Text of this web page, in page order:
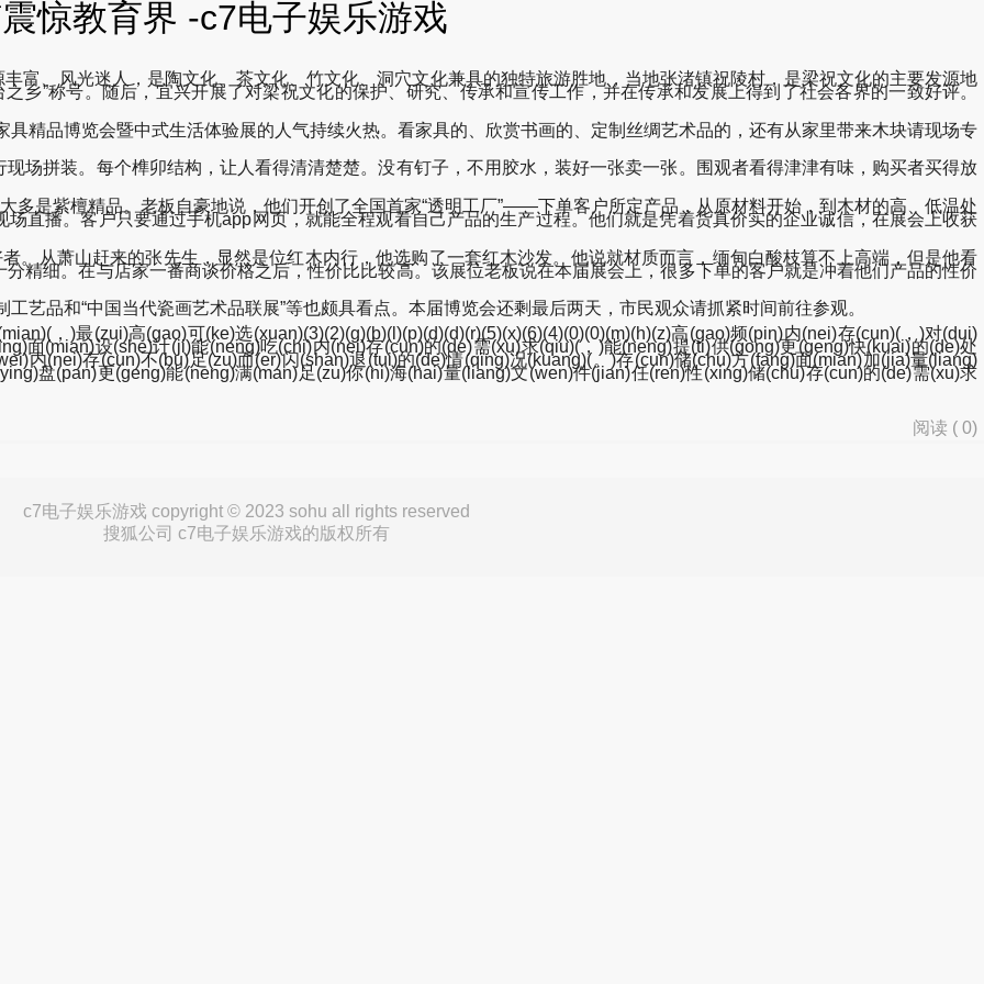
惊教育界 -c7电子娱乐游戏
富、风光迷人，是陶文化、茶文化、竹文化、洞穴文化兼具的独特旅游胜地，当地张渚镇祝陵村，是梁祝文化的主要发源地
乡”称号。随后，宜兴开展了对梁祝文化的保护、研究、传承和宣传工作，并在传承和发展上得到了社会各界的一致好评。
品博览会暨中式生活体验展的人气持续火热。看家具的、欣赏书画的、定制丝绸艺术品的，还有从家里带来木块请现场专
拼装。每个榫卯结构，让人看得清清楚楚。没有钉子，不用胶水，装好一张卖一张。围观者看得津津有味，购买者买得放
是紫檀精品。老板自豪地说，他们开创了全国首家“透明工厂”——下单客户所定产品，从原材料开始，到木材的高、低温处
直播。客户只要通过手机app网页，就能全程观看自己产品的生产过程。他们就是凭着货真价实的企业诚信，在展会上收获
从萧山赶来的张先生，显然是位红木内行，他选购了一套红木沙发。他说就材质而言，缅甸白酸枝算不上高端，但是他看
精细。在与店家一番商谈价格之后，性价比比较高。该展位老板说在本届展会上，很多下单的客户就是冲着他们产品的性价
品和“中国当代瓷画艺术品联展”等也颇具看点。本届博览会还剩最后两天，市民观众请抓紧时间前往参观。
，)最(zui)高(gao)可(ke)选(xuan)(3)(2)(g)(b)(l)(p)(d)(d)(r)(5)(x)(6)(4)(0)(0)(m)(h)(z)高(gao)频(pin)内(nei)存(cun)(，)对(dui)
面(mian)设(she)计(ji)能(neng)吃(chi)内(nei)存(cun)的(de)需(xu)求(qiu)(，)能(neng)提(ti)供(gong)更(geng)快(kuai)的(de)处
内(nei)存(cun)不(bu)足(zu)而(er)闪(shan)退(tui)的(de)情(qing)况(kuang)(。)存(cun)储(chu)方(fang)面(mian)加(jia)量(liang)
盘(pan)更(geng)能(neng)满(man)足(zu)你(ni)海(hai)量(liang)文(wen)件(jian)任(ren)性(xing)储(chu)存(cun)的(de)需(xu)求
阅读 (0)
c7电子娱乐游戏 copyright © 2023 sohu all rights reserved
搜狐公司 c7电子娱乐游戏的版权所有